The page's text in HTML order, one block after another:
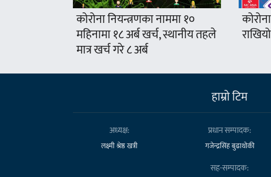
कोरोना नियन्त्रणका नाममा १०
महिनामा १८ अर्ब खर्च, स्थानीय तहले
मात्र खर्च गरे ८ अर्ब
हाम्राे टिम
अध्यक्ष:
लक्ष्मी श्रेष्ठ खत्री
प्रधान सम्पादक:
गजेन्द्रसिंह बुढाथोकी
सह-सम्पादक: